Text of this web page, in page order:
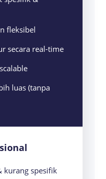
fleksibel
secara real-time
luas (tanpa
kurang spesifik